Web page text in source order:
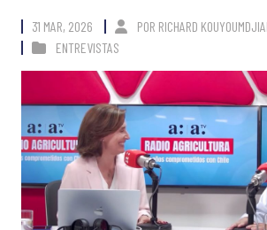
31 MAR, 2026 POR RICHARD
ENTREVISTAS